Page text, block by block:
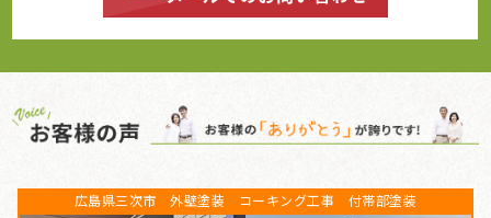
広島県三次市 外壁塗装 コーキング工事 付帯部塗装